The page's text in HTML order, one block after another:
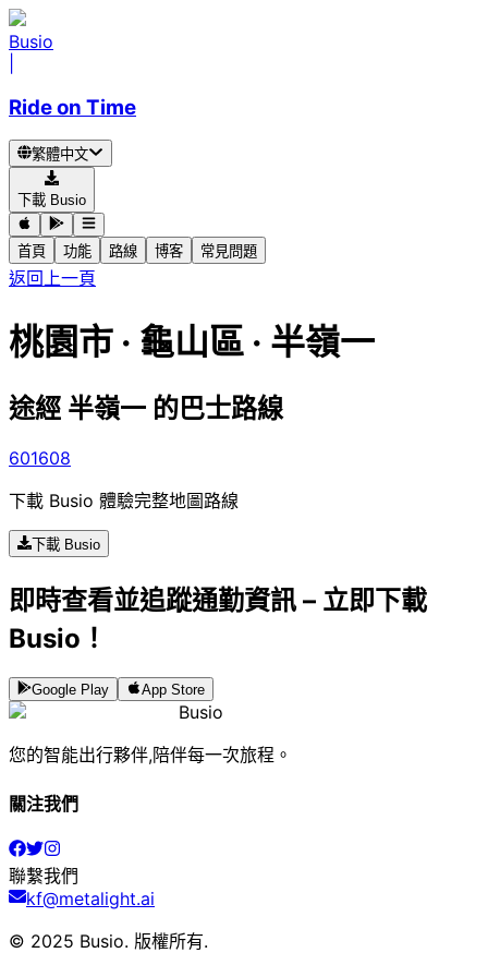
Busio
Ride on Time
繁體中文
下載 Busio
首頁 功能 路線 博客 常見問題
返回上一頁
桃園市 · 龜山區 · 半嶺一
途經 半嶺一 的巴士路線
601608
下載 Busio 體驗完整地圖路線
下載 Busio
即時查看並追蹤通勤資訊 – 立即下載
Busio！
Google Play App Store
Busio
您的智能出行夥伴,陪伴每一次旅程。
關注我們
聯繫我們
kf@metalight.ai
© 2025 Busio. 版權所有.